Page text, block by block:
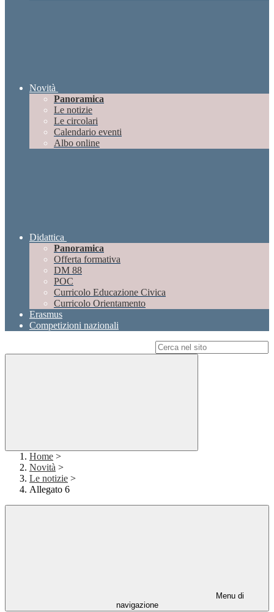
Novità
Panoramica
Le notizie
Le circolari
Calendario eventi
Albo online
Didattica
Panoramica
Offerta formativa
DM 88
POC
Curricolo Educazione Civica
Curricolo Orientamento
Erasmus
Competizioni nazionali
Home >
Novità >
Le notizie >
Allegato 6
Menu di
navigazione